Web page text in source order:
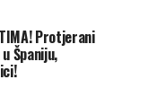
Protjerani
Španiju,